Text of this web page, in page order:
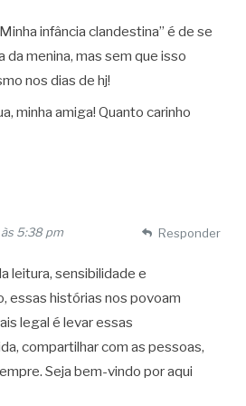
infância clandestina” é de se
da menina, mas sem que isso
nos dias de hj!
minha amiga! Quanto carinho
5:38 pm
leitura, sensibilidade e
essas histórias nos povoam
legal é levar essas
compartilhar com as pessoas,
Seja bem-vindo por aqui
Responder